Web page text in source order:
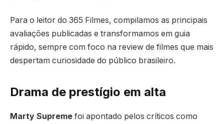
Para o leitor do 365 Filmes, compilamos as principais
avaliações publicadas e transformamos em guia
rápido, sempre com foco na review de filmes que mais
despertam curiosidade do público brasileiro.
Drama de prestígio em alta
Marty Supreme foi apontado pelos críticos como